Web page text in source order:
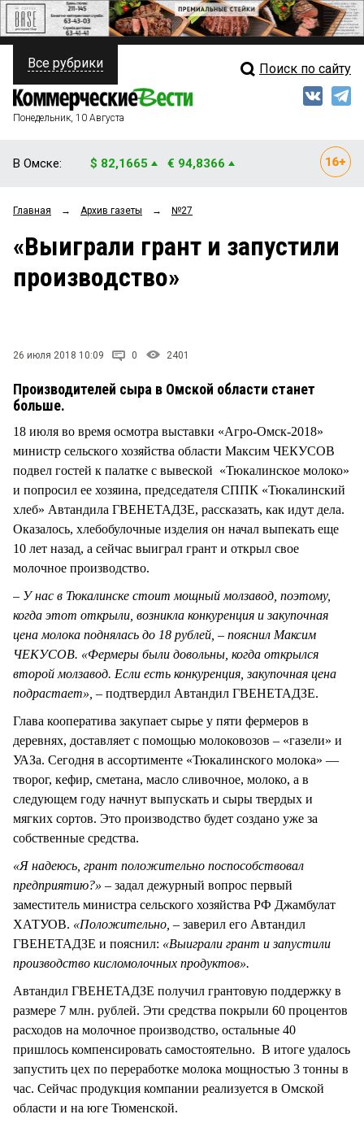
ПОЛИТИКА
ФИНАНСЫ
ОБЩЕСТВО
ЗАКОН
НОВОСТИ КОМПАНИЙ
Свежий выпуск
Рейтинги
Все рубрики Поиск по сайту
Понедельник, 10 Августа
В Омске: $ 82,1665 € 94,8366
Главная → Архив газеты → №27
«Выиграли грант и запустили
производство»
26 июля 2018 10:09 0 2401
Производителей сыра в Омской области станет
больше.
18 июля во время осмотра выставки «Агро-Омск-2018»
министр сельского хозяйства области Максим ЧЕКУСОВ
подвел гостей к палатке с вывеской «Тюкалинское молоко»
и попросил ее хозяина, председателя СППК «Тюкалинский
хлеб» Автандила ГВЕНЕТАДЗЕ, рассказать, как идут дела.
Оказалось, хлебобулочные изделия он начал выпекать еще
10 лет назад, а сейчас выиграл грант и открыл свое
молочное производство.
– У нас в Тюкалинске стоит мощный молзавод, поэтому,
когда этот открыли, возникла конкуренция и закупочная
цена молока поднялась до 18 рублей, – пояснил Максим
ЧЕКУСОВ. «Фермеры были довольны, когда открылся
второй молзавод. Если есть конкуренция, закупочная цена
подрастает», – подтвердил Автандил ГВЕНЕТАДЗЕ.
Глава кооператива закупает сырье у пяти фермеров в
деревнях, доставляет с помощью молоковозов – «газели» и
УАЗа. Сегодня в ассортименте «Тюкалинского молока» —
творог, кефир, сметана, масло сливочное, молоко, а в
следующем году начнут выпускать и сыры твердых и
мягких сортов. Это производство будет создано уже за
собственные средства.
«Я надеюсь, грант положительно поспособствовал
предприятию?» – задал дежурный вопрос первый
заместитель министра сельского хозяйства РФ Джамбулат
ХАТУОВ. «Положительно, – заверил его Автандил
ГВЕНЕТАДЗЕ и пояснил: «Выиграли грант и запустили
производство кисломолочных продуктов».
Автандил ГВЕНЕТАДЗЕ получил грантовую поддержку в
размере 7 млн. рублей. Эти средства покрыли 60 процентов
расходов на молочное производство, остальные 40
пришлось компенсировать самостоятельно. В итоге удалось
запустить цех по переработке молока мощностью 3 тонны в
час. Сейчас продукция компании реализуется в Омской
области и на юге Тюменской.